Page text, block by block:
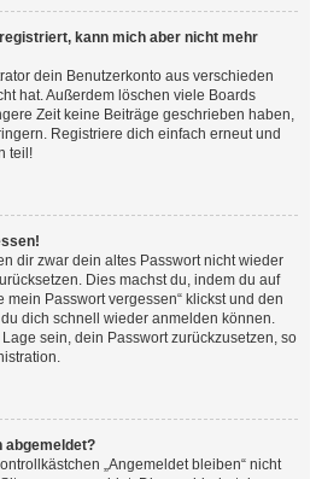
kann mich aber nicht mehr
dein Benutzerkonto aus verschieden
hat. Außerdem löschen viele Boards
Zeit keine Beiträge geschrieben haben,
Registriere dich einfach erneut und
teil!
dir zwar dein altes Passwort nicht wieder
Dies machst du, indem du auf
mein Passwort vergessen“ klickst und den
dich schnell wieder anmelden können.
sein, dein Passwort zurückzusetzen, so
abgemeldet?
„Angemeldet bleiben“ nicht